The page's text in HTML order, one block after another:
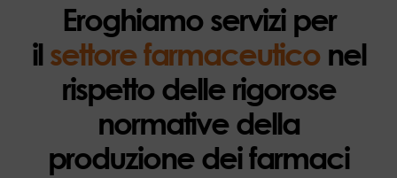
Eroghiamo servizi per
ilsettore farmaceuticonel
rispetto delle rigorose
normative della
produzione dei farmaci